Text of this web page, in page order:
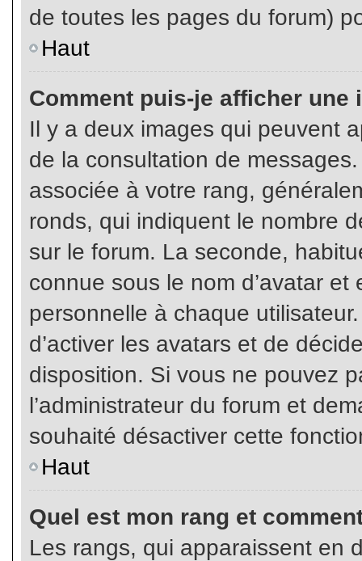
de toutes les pages du forum)
Haut
Comment puis-je afficher une
Il y a deux images qui peuvent
de la consultation de
associée à votre rang,
ronds, qui indiquent le nombre
sur le forum. La seconde,
connue sous le nom d’avatar
personnelle à chaque
d’activer les avatars et de
disposition. Si vous ne pouvez
l’administrateur du forum et
souhaité désactiver cette
Haut
Quel est mon rang et
Les rangs, qui apparaissent en